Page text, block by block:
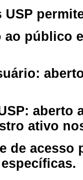
USP
público
aberto
ativo
de